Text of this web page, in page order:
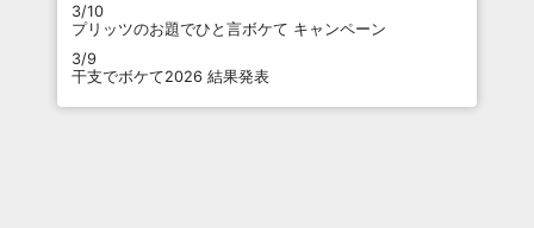
3/10
プリッツのお題でひと言ボケて キャンペーン
3/9
干支でボケて2026 結果発表